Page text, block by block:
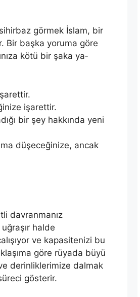
görmek İslam, bir
Bir başka yoruma göre
kötü bir şaka ya­
işarettir.
bir şey hakkında yeni
düşeceği­nize, ancak
davranmanız
halde
ve kapasite­nizi bu
göre rüyada bü­yü
derinliklerimize dalmak
gösterir.